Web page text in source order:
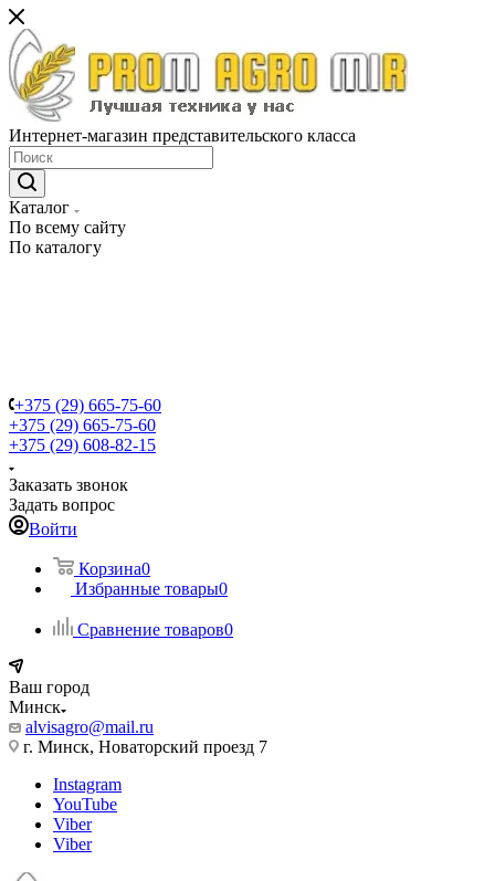
Интернет-магазин представительского класса
Каталог
По всему сайту
По каталогу
+375 (29) 665-75-60
+375 (29) 665-75-60
+375 (29) 608-82-15
Заказать звонок
Задать вопрос
Войти
Корзина0
Избранные товары0
Сравнение товаров0
Ваш город
Минск
alvisagro@mail.ru
г. Минск, Новаторский проезд 7
Instagram
YouTube
Viber
Viber